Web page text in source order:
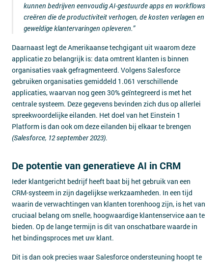
kunnen bedrijven eenvoudig AI-gestuurde apps en workflows
creëren die de productiviteit verhogen, de kosten verlagen en
geweldige klantervaringen opleveren.”
Daarnaast legt de Amerikaanse techgigant uit waarom deze
applicatie zo belangrijk is: data omtrent klanten is binnen
organisaties vaak gefragmenteerd. Volgens Salesforce
gebruiken organisaties gemiddeld 1.061 verschillende
applicaties, waarvan nog geen 30% geïntegreerd is met het
centrale systeem. Deze gegevens bevinden zich dus op allerlei
spreekwoordelijke eilanden. Het doel van het Einstein 1
Platform is dan ook om deze eilanden bij elkaar te brengen
(Salesforce, 12 september 2023).
De potentie van generatieve AI in CRM
Ieder klantgericht bedrijf heeft baat bij het gebruik van een
CRM-systeem in zijn dagelijkse werkzaamheden. In een tijd
waarin de verwachtingen van klanten torenhoog zijn, is het van
cruciaal belang om snelle, hoogwaardige klantenservice aan te
bieden. Op de lange termijn is dit van onschatbare waarde in
het bindingsproces met uw klant.
Dit is dan ook precies waar Salesforce ondersteuning hoopt te